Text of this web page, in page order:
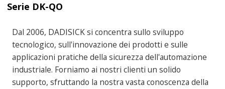
Serie DK-QO
Dal 2006, DADISICK si concentra sullo sviluppo
tecnologico, sull'innovazione dei prodotti e sulle
applicazioni pratiche della sicurezza dell'automazione
industriale. Forniamo ai nostri clienti un solido
supporto, sfruttando la nostra vasta conoscenza della